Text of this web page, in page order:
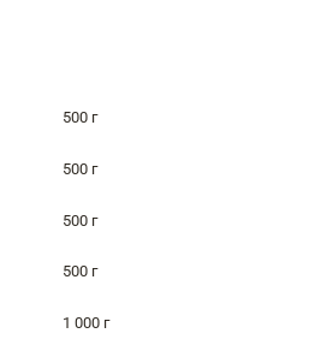
500 г
500 г
500 г
500 г
1 000 г